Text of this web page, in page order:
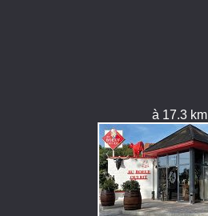
à 17.3 km